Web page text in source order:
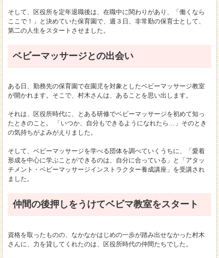
そして、区役所を定年退職後は、在職中に関わりがあり、「働くなら
ここで！」と決めていた保育園で、週３日、非常勤の保育士として、
第二の人生をスタートさせました。
ベビーマッサージとの出会い
ある日、勤務先の保育園で在園児を対象としたベビーマッサージ教室
が開かれます。そこで、村木さんは、あることを思い出します。
それは、区役所時代に、とある研修でベビーマッサージを初めて知っ
たときのこと。 「いつか、自分もできるようになれたら…」そのとき
の気持ちがよみがえりました。
そして、ベビーマッサージを学べる団体を調べていくうちに、「愛着
形成を中心に学ぶことができるのは、自分に合っている」と「アタッ
チメント・ベビーマッサージインストラクター養成講座」を受講され
ました。
仲間の後押しをうけてベビマ教室をスタート
資格を取ったものの、なかなかはじめの一歩が踏み出せなかった村木
さんに、力を貸してくれたのは、区役所時代の仲間たちでした。